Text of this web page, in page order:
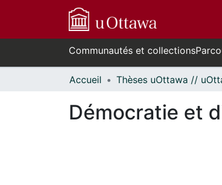
Communautés et collections
Accueil
Démocratie et